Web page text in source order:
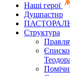
Наші герої
Душпастир
Структура